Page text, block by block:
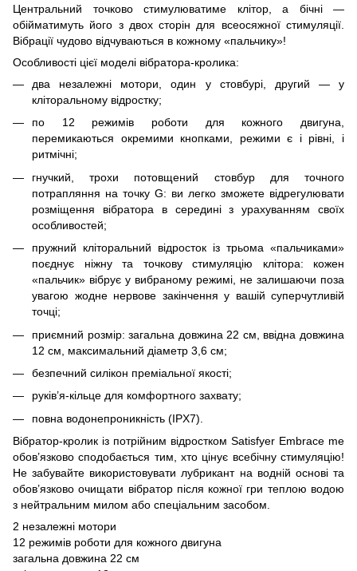
Центральний точково стимулюватиме клітор, а бічні —
обійматимуть його з двох сторін для всеосяжної стимуляції.
Вібрації чудово відчуваються в кожному «пальчику»!
Особливості цієї моделі вібратора-кролика:
два незалежні мотори, один у стовбурі, другий — у
кліторальному відростку;
по 12 режимів роботи для кожного двигуна,
перемикаються окремими кнопками, режими є і рівні, і
ритмічні;
гнучкий, трохи потовщений стовбур для точного
потрапляння на точку G: ви легко зможете відрегулювати
розміщення вібратора в середині з урахуванням своїх
особливостей;
пружний кліторальний відросток із трьома «пальчиками»
поєднує ніжну та точкову стимуляцію клітора: кожен
«пальчик» вібрує у вибраному режимі, не залишаючи поза
увагою жодне нервове закінчення у вашій суперчутливій
точці;
приємний розмір: загальна довжина 22 см, ввідна довжина
12 см, максимальний діаметр 3,6 см;
безпечний силікон преміальної якості;
руків’я-кільце для комфортного захвату;
повна водонепроникність (IPX7).
Вібратор-кролик із потрійним відростком Satisfyer Embrace me
обов’язково сподобається тим, хто цінує всебічну стимуляцію!
Не забувайте використовувати лубрикант на водній основі та
обов’язково очищати вібратор після кожної гри теплою водою
з нейтральним милом або спеціальним засобом.
2 незалежні мотори
12 режимів роботи для кожного двигуна
загальна довжина 22 см